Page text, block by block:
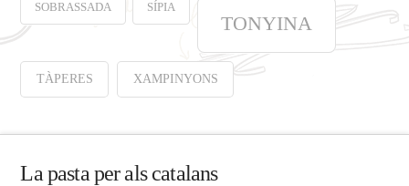
SOBRASSADA SÍPIA
TONYINA
TÀPERES XAMPINYONS
La pasta per als catalans